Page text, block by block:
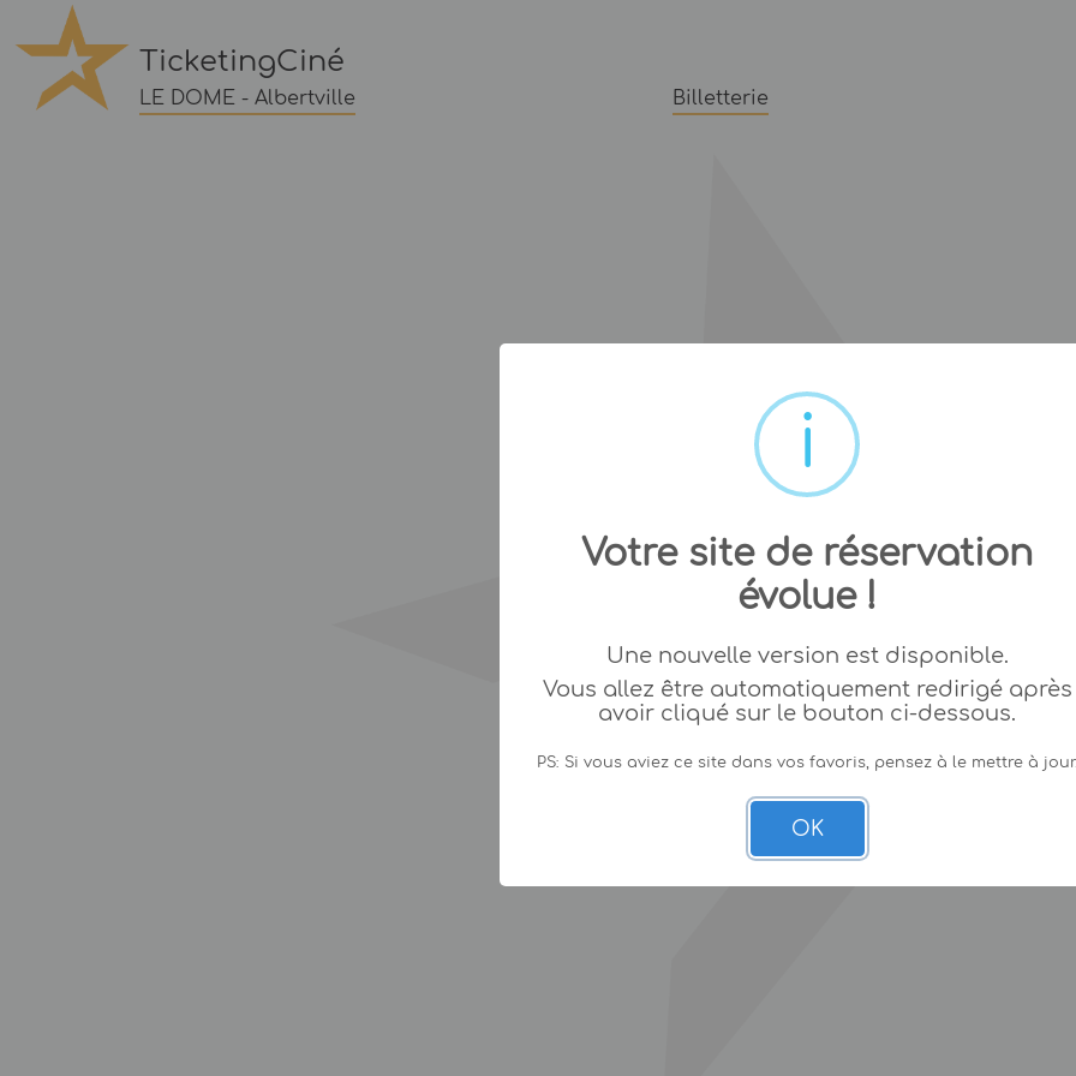
TicketingCiné
LE DOME - Albertville Billetterie
Votre site de réservation
évolue !
Une nouvelle version est disponible.
Vous allez être automatiquement redirigé après
avoir cliqué sur le bouton ci-dessous.
PS: Si vous aviez ce site dans vos favoris, pensez à le mettre à
OK